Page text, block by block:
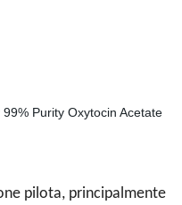
pilota, principalmente